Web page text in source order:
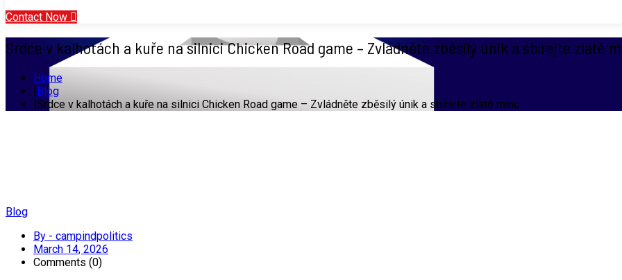
Contact Now
Srdce v kalhotách a kuře na silnici Chicken Road game – Zvládněte zběsilý únik a sbírejte zlaté
Home
Blog
Srdce v kalhotách a kuře na silnici Chicken Road game – Zvládněte zběsilý únik a sbírejte zlaté minc
Blog
By - campindpolitics
March 14, 2026
Comments (0)